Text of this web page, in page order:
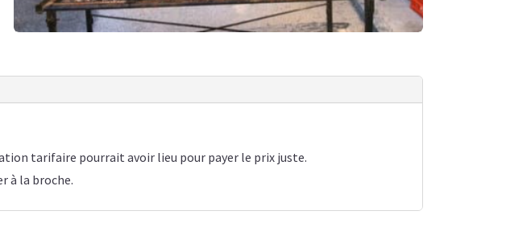
tarifaire pourrait avoir lieu pour payer le prix juste.
à la broche.